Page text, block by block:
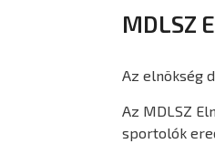
MDLSZ
Az elnökség
Az MDLSZ
sportolók